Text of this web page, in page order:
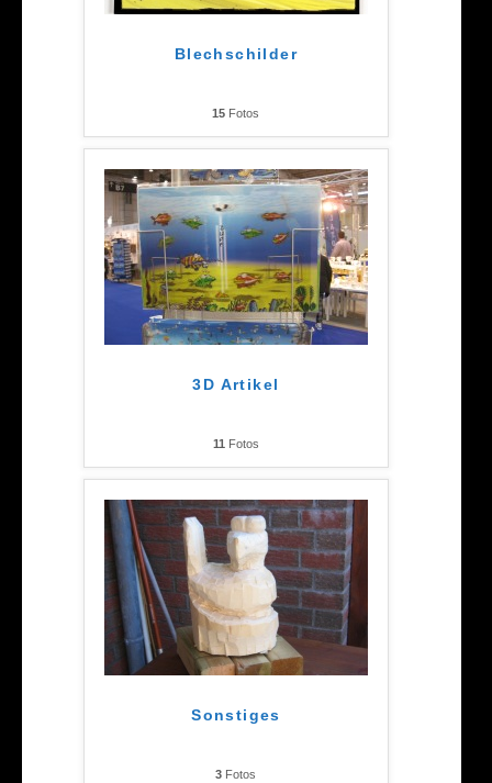
Blechschilder
15 Fotos
3D Artikel
11 Fotos
Sonstiges
3 Fotos